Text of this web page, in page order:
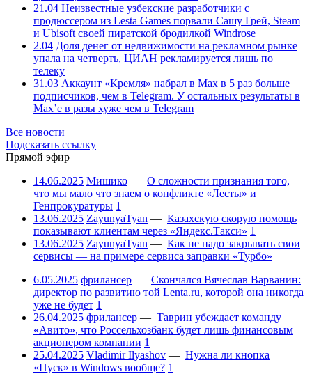
21.04 Неизвестные узбекские разработчики с
продюссером из Lesta Games порвали Сашу Грей, Steam
и Ubisoft своей пиратской бродилкой Windrose
2.04 Доля денег от недвижимости на рекламном рынке
упала на четверть, ЦИАН рекламируется лишь по
телеку
31.03 Аккаунт «Кремля» набрал в Max в 5 раз больше
подписчиков, чем в Telegram. У остальных результаты в
Max’е в разы хуже чем в Telegram
Все новости
Подсказать ссылку
Прямой эфир
14.06.2025 Мишико — О сложности признания того,
что мы мало что знаем о конфликте «Лесты» и
Генпрокуратуры 1
13.06.2025 ZayunyaTyan — Казахскую скорую помощь
показывают клиентам через «Яндекс.Такси» 1
13.06.2025 ZayunyaTyan — Как не надо закрывать свои
сервисы — на примере сервиса заправки «Турбо»
6.05.2025 фрилансер — Скончался Вячеслав Варванин:
директор по развитию той Lenta.ru, которой она никогда
уже не будет 1
26.04.2025 фрилансер — Таврин убеждает команду
«Авито», что Россельхозбанк будет лишь финансовым
акционером компании 1
25.04.2025 Vladimir Ilyashov — Нужна ли кнопка
«Пуск» в Windows вообще? 1